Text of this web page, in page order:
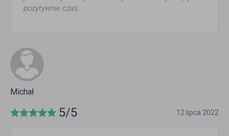
pozytywnie czas.
Michał
5/5 12 lipca 2022